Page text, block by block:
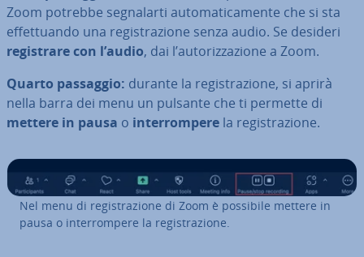
Zoom potrebbe se­gna­lar­ti au­to­ma­ti­ca­men­te che si sta
ef­fet­tuan­do una re­gi­stra­zio­ne senza audio. Se desideri
re­gi­stra­re con l’audio, dai l’au­to­riz­za­zio­ne a Zoom.
Quarto passaggio: durante la re­gi­stra­zio­ne, si aprirà
nella barra dei menu un pulsante che ti permette di
mettere in pausa o in­ter­rom­pe­re la re­gi­stra­zio­ne.
Nel menu di re­gi­stra­zio­ne di Zoom è possibile mettere in
pausa o in­ter­rom­pe­re la re­gi­stra­zio­ne.